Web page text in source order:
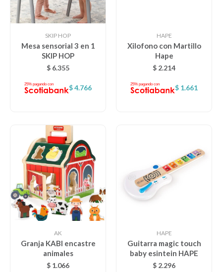
SKIP HOP
Mesa sensorial 3 en 1
SKIP HOP
$ 6.355
$4.766
HAPE
Xilofono con Martillo
Hape
$ 2.214
$ 1.661
AK
Granja KABI encastre
animales
$ 1.066
HAPE
Guitarra magic touch
baby esintein HAPE
$ 2.296